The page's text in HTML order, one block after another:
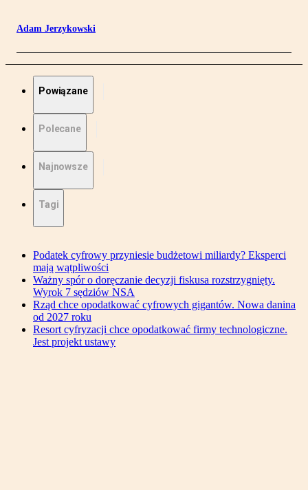
Adam Jerzykowski
Powiązane
Polecane
Najnowsze
Tagi
Podatek cyfrowy przyniesie budżetowi miliardy? Eksperci
mają wątpliwości
Ważny spór o doręczanie decyzji fiskusa rozstrzygnięty.
Wyrok 7 sędziów NSA
Rząd chce opodatkować cyfrowych gigantów. Nowa danina
od 2027 roku
Resort cyfryzacji chce opodatkować firmy technologiczne.
Jest projekt ustawy